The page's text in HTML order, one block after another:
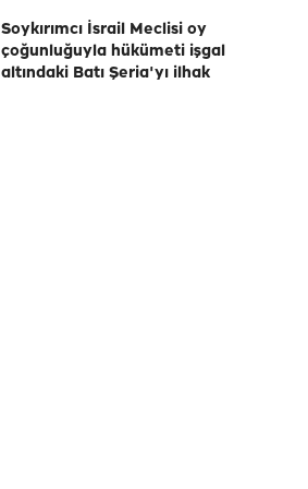
Soykırımcı İsrail Meclisi oy
çoğunluğuyla hükümeti işgal
altındaki Batı Şeria'yı ilhak